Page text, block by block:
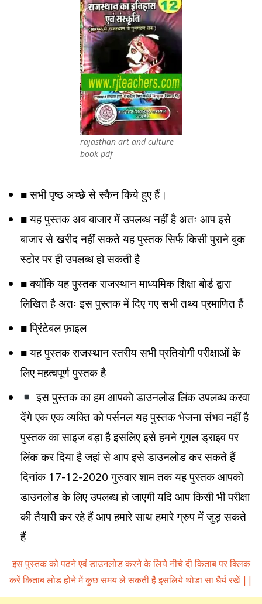
rajasthan art and culture
book pdf
■ सभी पृष्ठ अच्छे से स्कैन किये हुए हैं।
■ यह पुस्तक अब बाजार में उपलब्ध नहीं है अतः आप इसे
बाजार से खरीद नहीं सकते यह पुस्तक सिर्फ किसी पुराने बुक
स्टोर पर ही उपलब्ध हो सकती है
■ क्योंकि यह पुस्तक राजस्थान माध्यमिक शिक्षा बोर्ड द्वारा
लिखित है अतः इस पुस्तक में दिए गए सभी तथ्य प्रमाणित हैं
■ प्रिंटेबल फ़ाइल
■ यह पुस्तक राजस्थान स्तरीय सभी प्रतियोगी परीक्षाओं के
लिए महत्वपूर्ण पुस्तक है
इस पुस्तक का हम आपको डाउनलोड लिंक उपलब्ध करवा
देंगे एक एक व्यक्ति को पर्सनल यह पुस्तक भेजना संभव नहीं है
पुस्तक का साइज बड़ा है इसलिए इसे हमने गूगल ड्राइव पर
लिंक कर दिया है जहां से आप इसे डाउनलोड कर सकते हैं
दिनांक 17-12-2020 गुरुवार शाम तक यह पुस्तक आपको
डाउनलोड के लिए उपलब्ध हो जाएगी यदि आप किसी भी परीक्षा
की तैयारी कर रहे हैं आप हमारे साथ हमारे ग्रुप में जुड़ सकते
हैं
इस पुस्तक को पढने एवं डाउनलोड करने के लिये नीचे दी किताब पर क्लिक
करें किताब लोड होने में कुछ समय ले सकती है इसलिये थोडा सा धैर्य रखें ||